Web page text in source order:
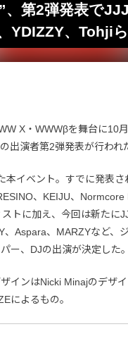
第2弾発表でJJJ
YDIZZY、Tohjiら
X・WWWβを舞台に10
出演者第2弾発表が行われ
本イベント。すでに発表さ
、KEIJU、Normcore
トに加え、今回は新たに
、Aspara、MARZYなど、
ー、DJの出演が決定した。
インはNicki Minajのデザ
によるもの。